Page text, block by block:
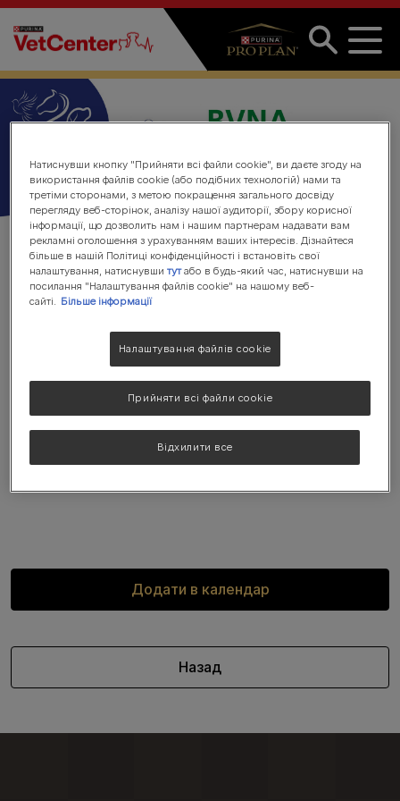
Перейти до основного вмісту
BVNA Конгрес 2025
Ми з нетерпінням чекаємо на можливість знову вітати
центру Телфорда пізніше цього року - не забудьте
зберегти дати з п'ятниці 10-го по неділю 12-го жовтня.
Додаткова інформація незабаром!
Додати в календар
Назад
Натиснувши кнопку "Прийняти всі файли cookie", ви даєте згоду на
використання файлів cookie (або подібних технологій) нами та
третіми сторонами, з метою покращення загального досвіду
перегляду веб-сторінок, аналізу нашої аудиторії, збору корисної
інформації, що дозволить нам і нашим партнерам надавати вам
рекламні оголошення з урахуванням ваших інтересів. Дізнайтеся
більше в нашій Політиці конфіденційності і встановіть свої
налаштування, натиснувшитутабо в будь-який час, натиснувши на
посилання "Налаштування файлів cookie" на нашому веб-
сайті. Більше інформації
Налаштування файлів cookie
Відхилити все
Прийняти всі файли cookie